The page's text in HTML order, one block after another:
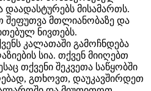
მისამართს.
შეფუთვა მთლიანობაზე და
ნივთებს.
კალათაში გამოჩნდება
სია. თქვენ მიიღებთ
თქვენი შეკვეთა საწყობში
გთხოვთ, დაუკავშირდეთ